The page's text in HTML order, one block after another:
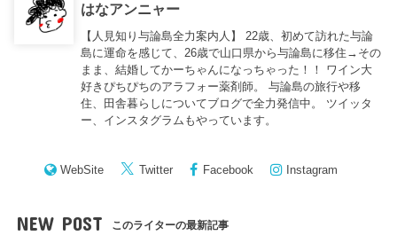
はなアンニャー
【人見知り与論島全力案内人】 22歳、初めて訪れた与論
島に運命を感じて、26歳で山口県から与論島に移住→その
まま、結婚してかーちゃんになっちゃった！！ ワイン大
好きぴちぴちのアラフォー薬剤師。 与論島の旅行や移
住、田舎暮らしについてブログで全力発信中。 ツイッタ
ー、インスタグラムもやっています。
WebSite Twitter Facebook Instagram
NEW POST このライターの最新記事